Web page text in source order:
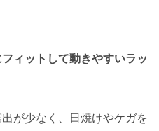
ィットして動きやすいラッ
が少なく、日焼けやケガを